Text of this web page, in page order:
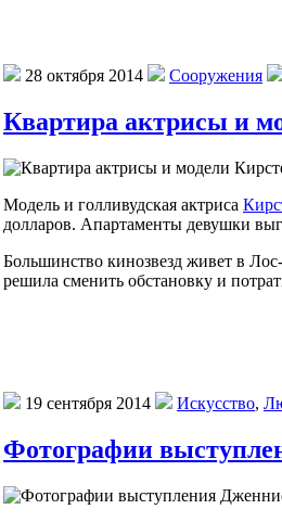
28 октября 2014 Сооружения
Квартира актрисы и
Модель и голливудская актриса
долларов. Апартаменты девушки
Большинство кинозвезд живет в
решила сменить обстановку и
19 сентября 2014 Искусство,
Фотографии